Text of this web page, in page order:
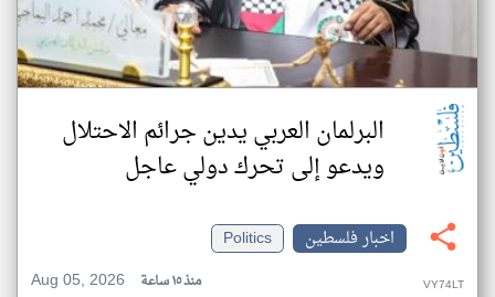
البرلمان العربي يدين جرائم الاحتلال
ويدعو إلى تحرك دولي عاجل
اخبار فلسطين
Politics
Aug 05, 2026
منذ ١٥ ساعة VY74LT